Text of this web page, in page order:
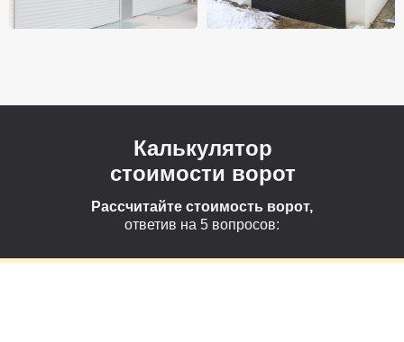
Рассчитайте стоимость ворот,
ответив на 5 вопросов:
Калькулятор
стоимости ворот